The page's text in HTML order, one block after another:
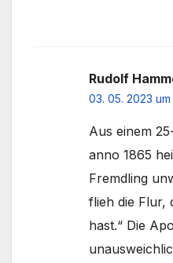
Rudolf
03. 05. 2023 um
Aus einem
anno 1865
Fremdling
flieh die Flur,
hast.“ Die